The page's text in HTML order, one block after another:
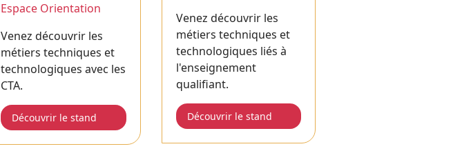
Espace Orientation
Venez découvrir les
métiers techniques et
technologiques avec les
CTA.
Découvrir le stand
Venez découvrir les
métiers techniques et
technologiques liés à
l'enseignement
qualifiant.
Découvrir le stand